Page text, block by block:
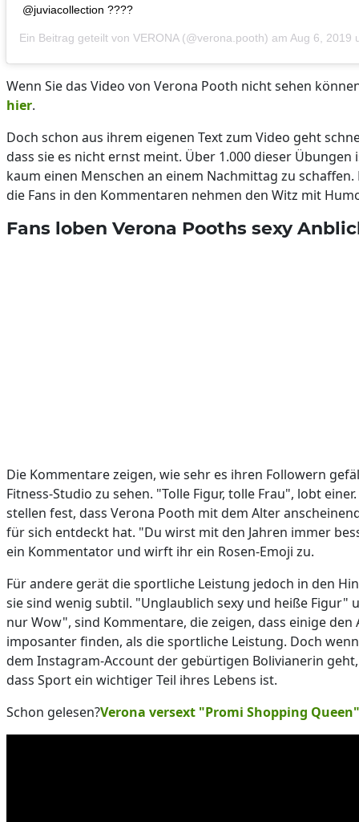
@juviacollection ????
Ein Beitrag geteilt von VERONA(@verona.pooth) am Aug 6, 2019
Wenn Sie das Video von Verona Pooth nicht sehen
hier.
Doch schon aus ihrem eigenen Text zum Video geht
dass sie es nicht ernst meint. Über 1.000 dieser
kaum einen Menschen an einem Nachmittag zu schaffen.
die Fans in den Kommentaren nehmen den Witz mit
Fans loben Verona Pooths sexy
Die Kommentare zeigen, wie sehr es ihren Followern
Fitness-Studio zu sehen. "Tolle Figur, tolle Frau", lobt
stellen fest, dass Verona Pooth mit dem Alter
für sich entdeckt hat. "Du wirst mit den Jahren immer
ein Kommentator und wirft ihr ein Rosen-Emoji zu.
Für andere gerät die sportliche Leistung jedoch in den
sie sind wenig subtil. "Unglaublich sexy und heiße Figur"
nur Wow", sind Kommentare, die zeigen, dass einige den
imposanter finden, als die sportliche Leistung. Doch
dem Instagram-Account der gebürtigen Bolivianerin
dass Sport ein wichtiger Teil ihres Lebens ist.
Schon gelesen?Verona versext "Promi Shopping Queen"